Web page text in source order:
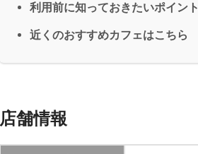
利用前に知っておきたいポイント
近くのおすすめカフェはこちら
店舗情報